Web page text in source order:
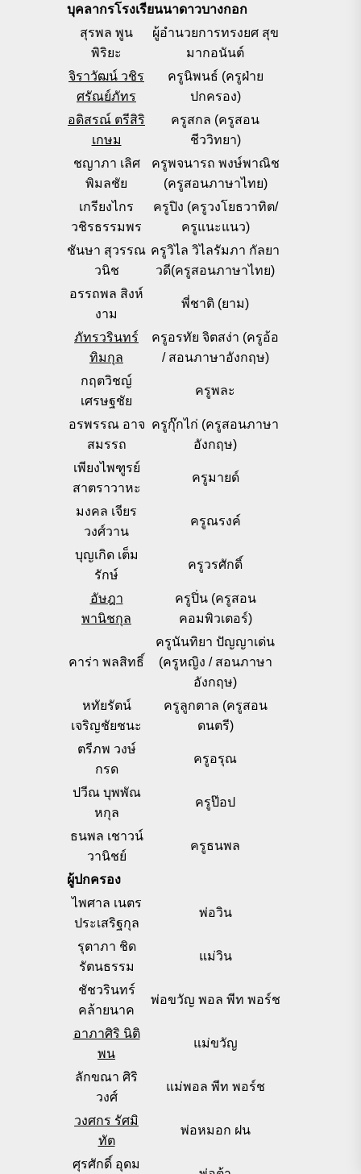
บุคลากรโรงเรียนนาดาวบางกอก
สุรพล พูน
พิริยะ
ผู้อำนวยการทรงยศ สุข
มากอนันต์
จิราวัฒน์ วชิร
ศรัณย์ภัทร
ครูนิพนธ์ (ครูฝ่าย
ปกครอง)
อดิสรณ์ ตรีสิริ
เกษม
ครูสกล (ครูสอน
ชีววิทยา)
ชญาภา เลิศ
พิมลชัย
ครูพจนารถ พงษ์พาณิช
(ครูสอนภาษาไทย)
เกรียงไกร
วชิรธรรมพร
ครูปิง (ครูวงโยธวาทิต/
ครูแนะแนว)
ชันษา สุวรรณ
วนิช
ครูวิไล วิไลรัมภา กัลยา
วดี(ครูสอนภาษาไทย)
อรรถพล สิงห์
งาม
พี่ชาติ (ยาม)
ภัทรวรินทร์
ทิมกุล
ครูอรทัย จิตสง่า (ครูอ้อ
/ สอนภาษาอังกฤษ)
กฤตวิชญ์
เศรษฐชัย
ครูพละ
อรพรรณ อาจ
สมรรถ
ครูกุ๊กไก่ (ครูสอนภาษา
อังกฤษ)
เพียงไพฑูรย์
สาตราวาหะ
ครูมายด์
มงคล เจียร
วงศ์วาน
ครูณรงค์
บุญเกิด เต็ม
รักษ์
ครูวรศักดิ์
อัษฎา
พานิชกุล
ครูปิ่น (ครูสอน
คอมพิวเตอร์)
คาร่า พลสิทธิ์
ครูนันทิยา ปัญญาเด่น
(ครูหญิง / สอนภาษา
อังกฤษ)
หทัยรัตน์
เจริญชัยชนะ
ครูลูกตาล (ครูสอน
ดนตรี)
ตรีภพ วงษ์
กรด
ครูอรุณ
ปวีณ บุพพัณ
หกุล
ครูป๊อป
ธนพล เชาวน์
วานิชย์
ครูธนพล
ผู้ปกครอง
ไพศาล เนตร
ประเสริฐกุล
พ่อวิน
รุตาภา ชิด
รัตนธรรม
แม่วิน
ชัชวรินทร์
คล้ายนาค
พ่อขวัญ พอล พีท พอร์ช
อาภาศิริ นิติ
พน
แม่ขวัญ
ลักขณา ศิริ
วงศ์
แม่พอล พีท พอร์ช
วงศกร รัศมิ
ทัต
พ่อหมอก ฝน
ศุรศักดิ์ อุดม